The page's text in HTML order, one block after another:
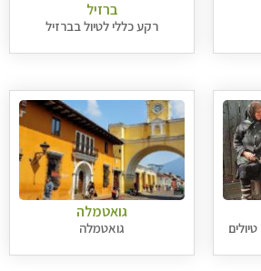
ברזיל
רקע כללי לטיול בברזיל
גואטמלה
גואטמלה